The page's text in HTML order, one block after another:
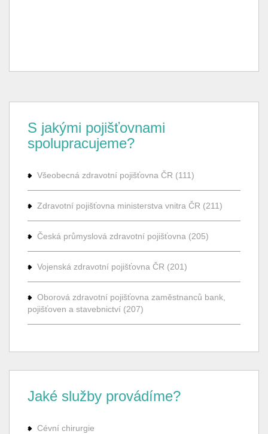
S jakými pojišťovnami
spolupracujeme?
Všeobecná zdravotní pojišťovna ČR (111)
Zdravotní pojišťovna ministerstva vnitra ČR (211)
Česká průmyslová zdravotní pojišťovna (205)
Vojenská zdravotní pojišťovna ČR (201)
Oborová zdravotní pojišťovna zaměstnanců bank,
pojišťoven a stavebnictví (207)
Jaké služby provádíme?
Cévní chirurgie